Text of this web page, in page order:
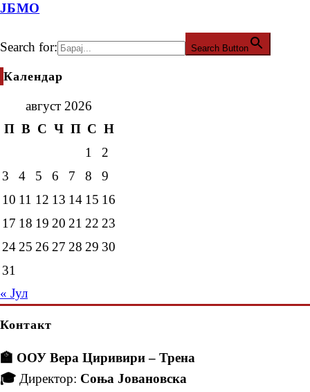
ЈБМО
Search for: Search Button
Календар
август 2026
П В С Ч П С Н
1
2
3
4 5 6 7 8
9
10 11 12 13 14 15 16
17 18 19 20 21 22 23
24 25 26 27 28 29 30
31
« Јул
Контакт
🏫 ООУ Вера Циривири – Трена
🎓 Директор: Соња Јовановска